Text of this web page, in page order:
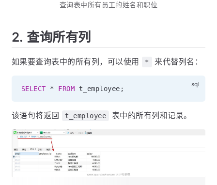
查询表中所有员工的姓名和职位
2. 查询所有列
如果要查询表中的所有列，可以使用 * 来代替列名：
SELECT * FROM t_employee ;
该语句将返回 t_employee 表中的所有列和记录。